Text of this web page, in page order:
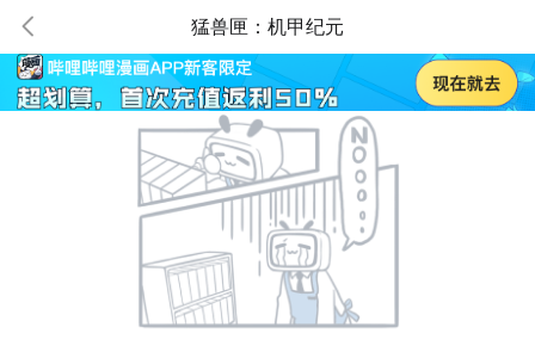
猛兽匣：机甲纪元